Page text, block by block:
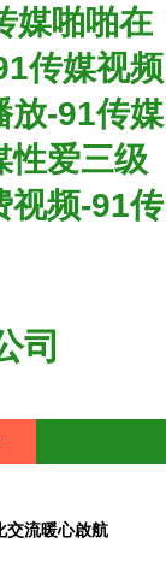
媒啪啪在
传媒视频
放-91传媒
性爱三级
视频-91传
司
交流暖心啟航